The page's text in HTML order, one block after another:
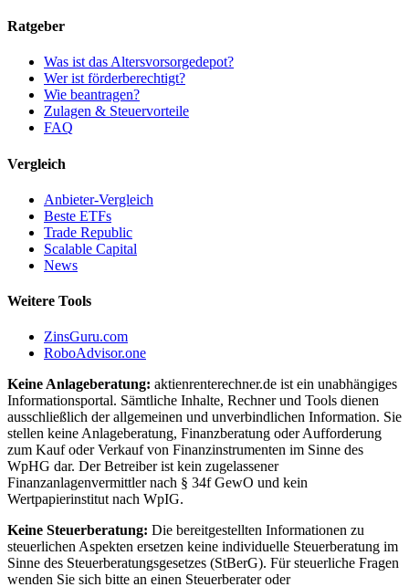
Ratgeber
Was ist das Altersvorsorgedepot?
Wer ist förderberechtigt?
Wie beantragen?
Zulagen & Steuervorteile
FAQ
Vergleich
Anbieter-Vergleich
Beste ETFs
Trade Republic
Scalable Capital
News
Weitere Tools
ZinsGuru.com
RoboAdvisor.one
Keine Anlageberatung: aktienrenterechner.de ist ein unabhängiges
Informationsportal. Sämtliche Inhalte, Rechner und Tools dienen
ausschließlich der allgemeinen und unverbindlichen Information. Sie
stellen keine Anlageberatung, Finanzberatung oder Aufforderung
zum Kauf oder Verkauf von Finanzinstrumenten im Sinne des
WpHG dar. Der Betreiber ist kein zugelassener
Finanzanlagenvermittler nach § 34f GewO und kein
Wertpapierinstitut nach WpIG.
Keine Steuerberatung: Die bereitgestellten Informationen zu
steuerlichen Aspekten ersetzen keine individuelle Steuerberatung im
Sinne des Steuerberatungsgesetzes (StBerG). Für steuerliche Fragen
wenden Sie sich bitte an einen Steuerberater oder